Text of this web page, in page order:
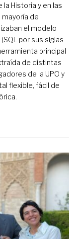
Historia y en las
mayoría de
el modelo
por sus siglas
principal
de distintas
de la UPO y
flexible, fácil de